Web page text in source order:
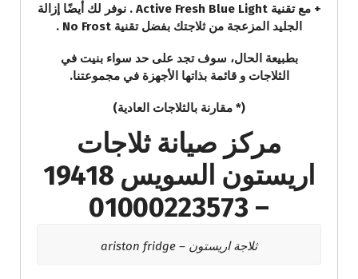
+ مع تقنية Active Fresh Blue Light . نوفر لك أيضًا إزالة
الجليد المزعجة من ثلاجتك بفضل تقنية No Frost .
بطبيعة الحال، سوف تجد على حد سواء بنيت في
الثلاجات و قائمة بذاتها الأجهزة في مجموعتنا.
(* مقارنة بالثلاجات العادية)
مركز صيانة ثلاجات
اريستون السويس 19418
– 01000223573
ثلاجة اريستون – ariston fridge